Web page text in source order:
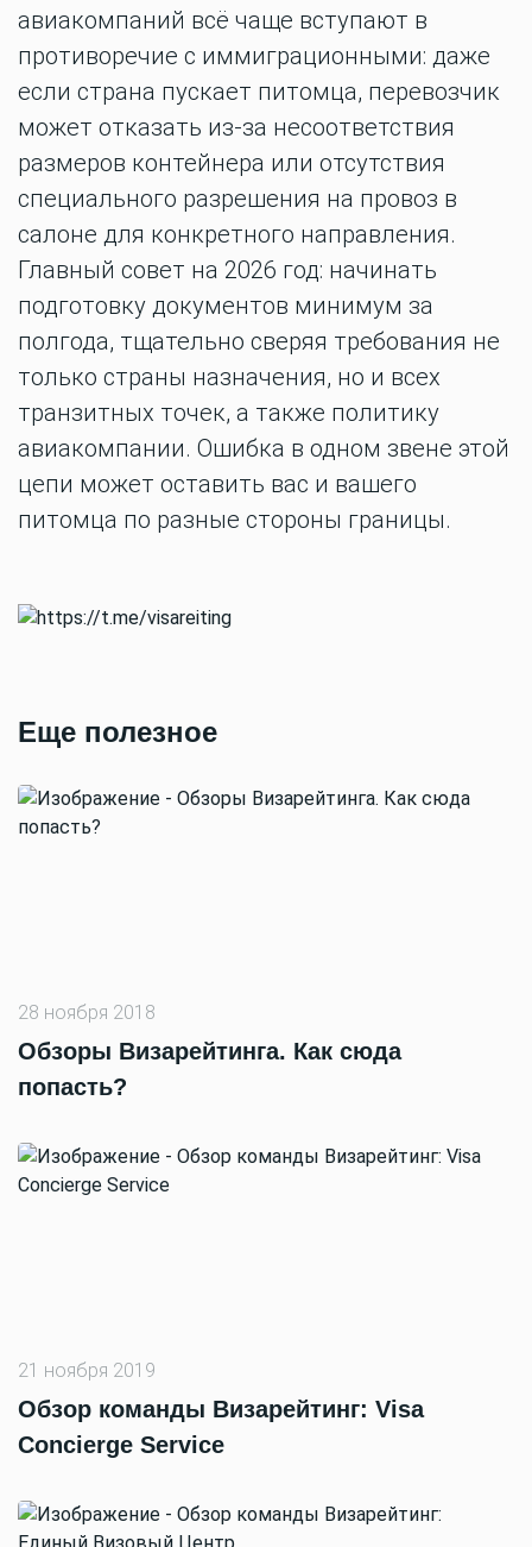
авиакомпаний всё чаще вступают в
противоречие с иммиграционными: даже
если страна пускает питомца, перевозчик
может отказать из-за несоответствия
размеров контейнера или отсутствия
специального разрешения на провоз в
салоне для конкретного направления.
Главный совет на 2026 год: начинать
подготовку документов минимум за
полгода, тщательно сверяя требования не
только страны назначения, но и всех
транзитных точек, а также политику
авиакомпании. Ошибка в одном звене этой
цепи может оставить вас и вашего
питомца по разные стороны границы.
Еще полезное
28 ноября 2018
Обзоры Визарейтинга. Как сюда
попасть?
21 ноября 2019
Обзор команды Визарейтинг: Visa
Concierge Service